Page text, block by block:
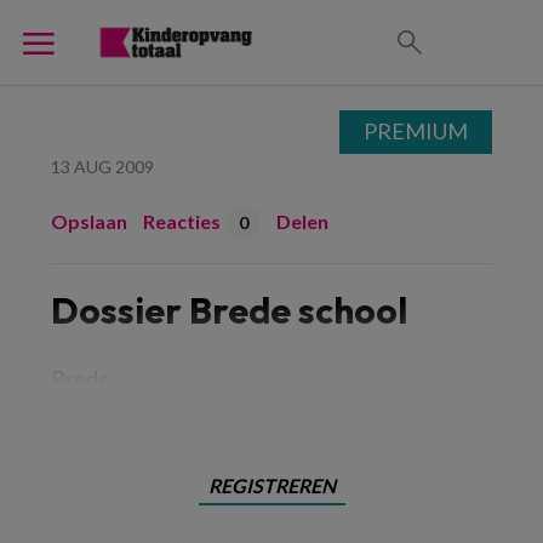
13 AUG 2009
Opslaan Reacties 0 Delen
Dossier Brede school
REGISTREREN
PREMIUM